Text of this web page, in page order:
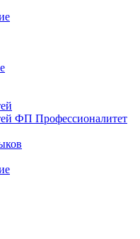
ФП Профессионалитет